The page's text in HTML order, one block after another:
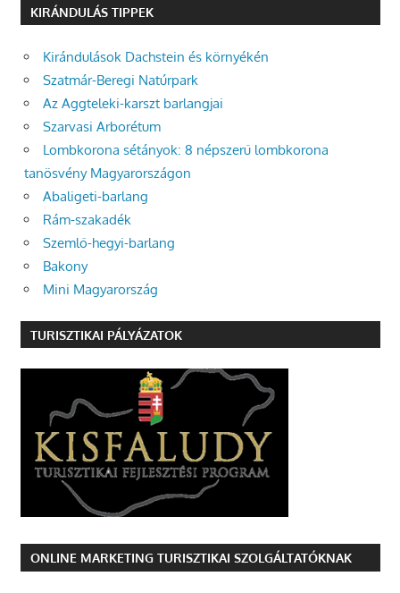
KIRÁNDULÁS TIPPEK
Kirándulások Dachstein és környékén
Szatmár-Beregi Natúrpark
Az Aggteleki-karszt barlangjai
Szarvasi Arborétum
Lombkorona sétányok: 8 népszerű lombkorona
tanösvény Magyarországon
Abaligeti-barlang
Rám-szakadék
Szemlő-hegyi-barlang
Bakony
Mini Magyarország
TURISZTIKAI PÁLYÁZATOK
ONLINE MARKETING TURISZTIKAI SZOLGÁLTATÓKNAK